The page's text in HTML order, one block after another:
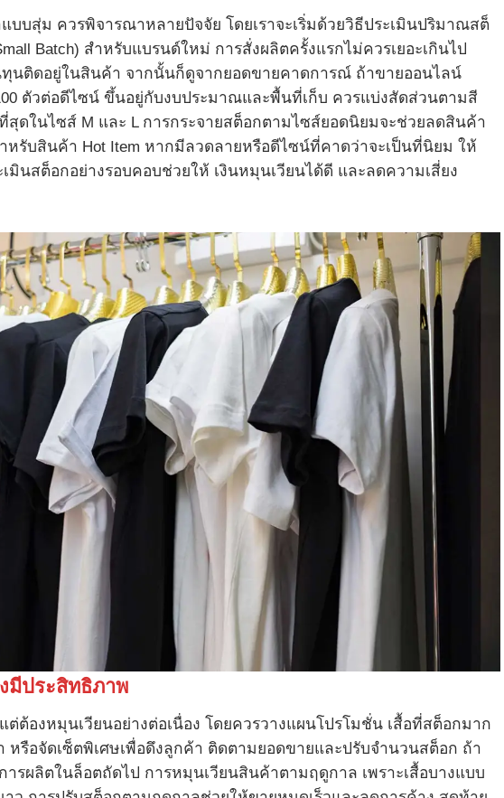
บบสุ่ม ควรพิจารณาหลายปัจจัย โดยเราจะเริ่มด้วยวิธีประเมินปริมาณสต็
Batch) สำหรับแบรนด์ใหม่ การสั่งผลิตครั้งแรกไม่ควรเยอะเกินไป
ทุนติดอยู่ในสินค้า จากนั้นก็ดูจากยอดขายคาดการณ์ ถ้าขายออนไลน์
ตัวต่อดีไซน์ ขึ้นอยู่กับงบประมาณและพื้นที่เก็บ ควรแบ่งสัดส่วนตามสี
ดในไซส์ M และ L การกระจายสต็อกตามไซส์ยอดนิยมจะช่วยลดสินค้า
หรับสินค้า Hot Item หากมีลวดลายหรือดีไซน์ที่คาดว่าจะเป็นที่นิยม ให้
เมินสต็อกอย่างรอบคอบช่วยให้ เงินหมุนเวียนได้ดี และลดความเสี่ยง
มีประสิทธิภาพ
ต่ต้องหมุนเวียนอย่างต่อเนื่อง โดยควรวางแผนโปรโมชั่น เสื้อที่สต็อกมาก
หรือจัดเซ็ตพิเศษเพื่อดึงลูกค้า ติดตามยอดขายและปรับจำนวนสต็อก ถ้า
รผลิตในล็อตถัดไป การหมุนเวียนสินค้าตามฤดูกาล เพราะเสื้อบางแบบ